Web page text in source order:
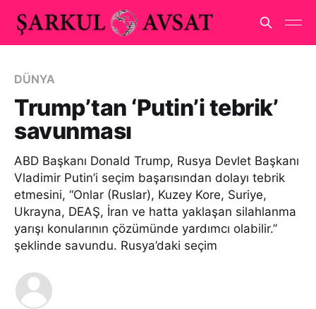
DÜNYA
Trump’tan ‘Putin’i tebrik’
savunması
ABD Başkanı Donald Trump, Rusya Devlet Başkanı
Vladimir Putin’i seçim başarısından dolayı tebrik
etmesini, “Onlar (Ruslar), Kuzey Kore, Suriye,
Ukrayna, DEAŞ, İran ve hatta yaklaşan silahlanma
yarışı konularının çözümünde yardımcı olabilir.”
şeklinde savundu. Rusya’daki seçim